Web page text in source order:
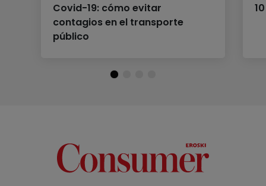
Covid-19: cómo evitar
contagios en el transporte
público